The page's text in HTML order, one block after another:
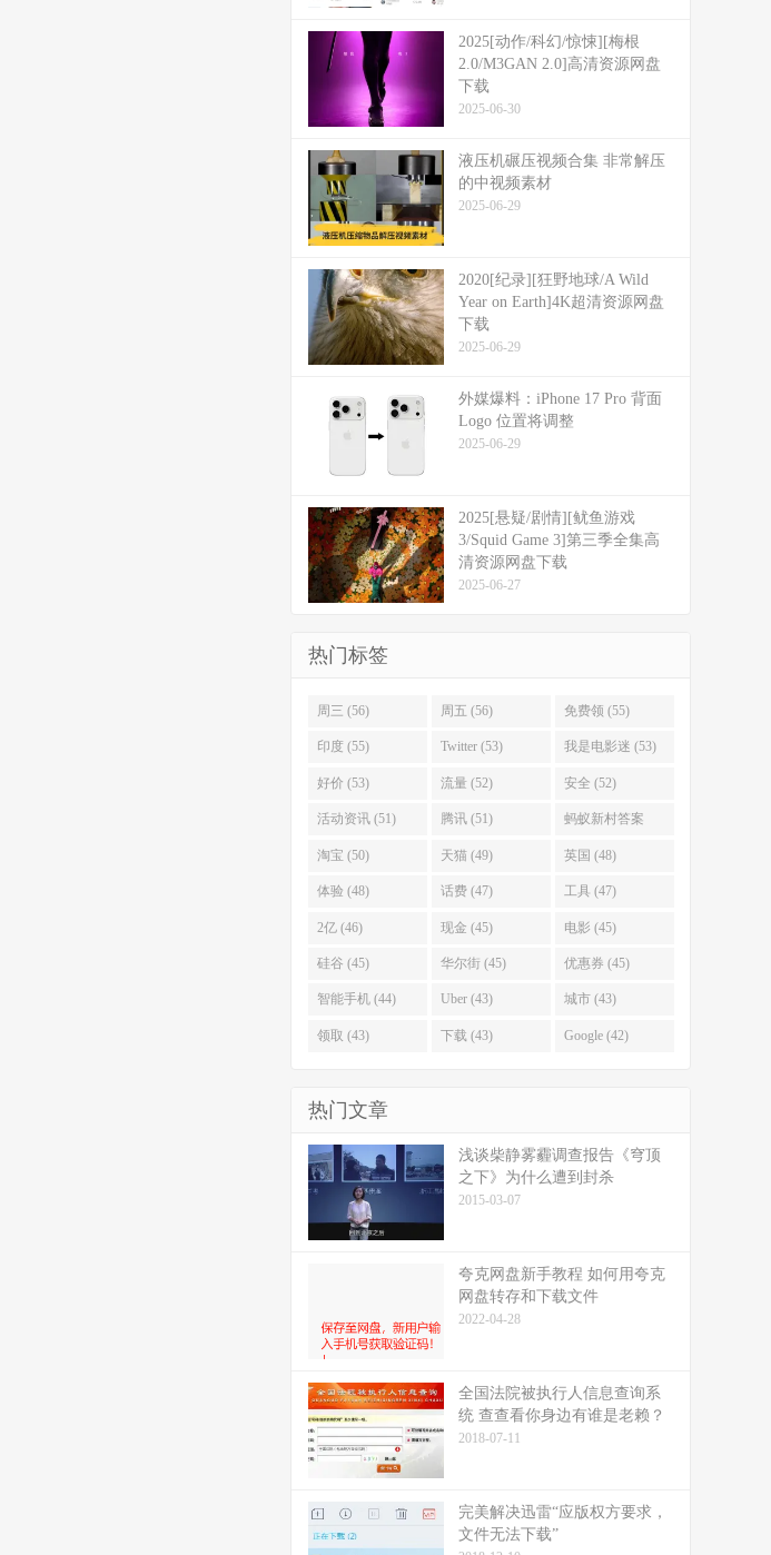
2025[动作/科幻/惊悚][梅根
2.0/M3GAN 2.0]高清资源网盘
下载
2025-06-30
液压机碾压视频合集 非常解压
的中视频素材
2025-06-29
2020[纪录][狂野地球/A Wild
Year on Earth]4K超清资源网盘
下载
2025-06-29
外媒爆料：​​iPhone 17 Pro 背面
Logo 位置将调整​​
2025-06-29
2025[悬疑/剧情][鱿鱼游戏
3/Squid Game 3]第三季全集高
清资源网盘下载
2025-06-27
热门标签
周三 (56) 周五 (56) 免费领 (55)
印度 (55) Twitter (53) 我是电影迷 (53)
好价 (53) 流量 (52) 安全 (52)
活动资讯 (51) 腾讯 (51) 蚂蚁新村答案
(51)
淘宝 (50) 天猫 (49) 英国 (48)
体验 (48) 话费 (47) 工具 (47)
2亿 (46) 现金 (45) 电影 (45)
硅谷 (45) 华尔街 (45) 优惠券 (45)
智能手机 (44) Uber (43) 城市 (43)
领取 (43) 下载 (43) Google (42)
热门文章
浅谈柴静雾霾调查报告《穹顶
之下》为什么遭到封杀
2015-03-07
夸克网盘新手教程 如何用夸克
网盘转存和下载文件
2022-04-28
全国法院被执行人信息查询系
统 查查看你身边有谁是老赖？
2018-07-11
完美解决迅雷“应版权方要求，
文件无法下载”